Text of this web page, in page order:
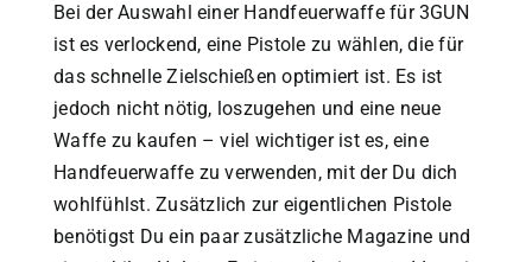
Bei der Auswahl einer Handfeuerwaffe für 3GUN
ist es verlockend, eine Pistole zu wählen, die für
das schnelle Zielschießen optimiert ist. Es ist
jedoch nicht nötig, loszugehen und eine neue
Waffe zu kaufen – viel wichtiger ist es, eine
Handfeuerwaffe zu verwenden, mit der Du dich
wohlfühlst.Zusätzlich zur eigentlichen Pistole
benötigst Du ein paar zusätzliche Magazine und